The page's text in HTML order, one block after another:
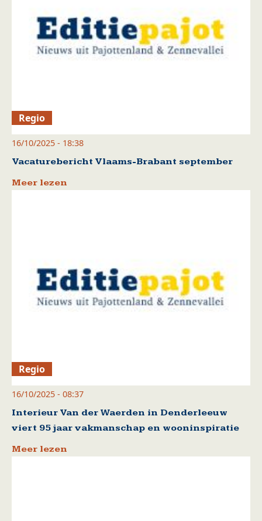
Regio
16/10/2025 - 18:38
Vacaturebericht Vlaams-Brabant september
Meer lezen
Regio
16/10/2025 - 08:37
Interieur Van der Waerden in Denderleeuw
viert 95 jaar vakmanschap en wooninspiratie
Meer lezen